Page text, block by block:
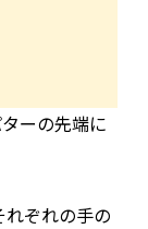
ーの先端に
ぞれの手の